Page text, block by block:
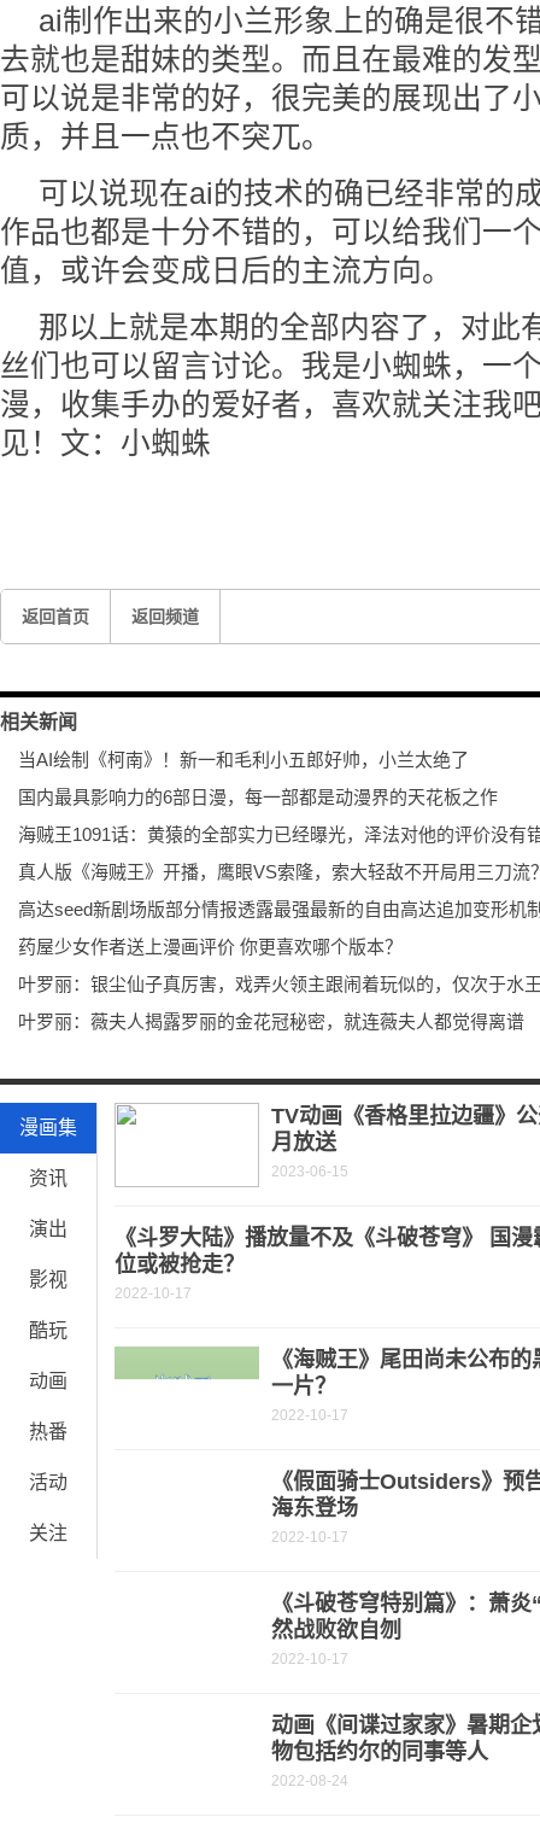
ai制作出来的小兰形象上的确是很不
去就也是甜妹的类型。而且在最难的发
可以说是非常的好，很完美的展现出了
质，并且一点也不突兀。
可以说现在ai的技术的确已经非常的
作品也都是十分不错的，可以给我们一
值，或许会变成日后的主流方向。
那以上就是本期的全部内容了，对此
丝们也可以留言讨论。我是小蜘蛛，一
漫，收集手办的爱好者，喜欢就关注我
见！文：小蜘蛛
返回首页 返回频道
相关新闻
当AI绘制《柯南》！新一和毛利小五郎好帅，小兰太绝了
国内最具影响力的6部日漫，每一部都是动漫界的天花板之作
海贼王1091话：黄猿的全部实力已经曝光，泽法对他的评价没有
真人版《海贼王》开播，鹰眼VS索隆，索大轻敌不开局用三刀流
高达seed新剧场版部分情报透露最强最新的自由高达追加变形机
药屋少女作者送上漫画评价 你更喜欢哪个版本？
叶罗丽：银尘仙子真厉害，戏弄火领主跟闹着玩似的，仅次于水
叶罗丽：薇夫人揭露罗丽的金花冠秘密，就连薇夫人都觉得离谱
漫画集
资讯
演出
影视
酷玩
动画
热番
活动
关注
TV动画《香格里拉边疆》
月放送
2023-06-15
《斗罗大陆》播放量不及《斗破苍穹》 国漫
位或被抢走？
2022-10-17
《海贼王》尾田尚未公布
一片？
2022-10-17
《假面骑士Outsiders》预
海东登场
2022-10-17
《斗破苍穹特别篇》：萧
然战败欲自刎
2022-10-17
动画《间谍过家家》暑期
物包括约尔的同事等人
2022-08-24